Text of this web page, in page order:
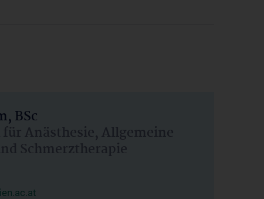
BSc
Anästhesie, Allgemeine
Schmerztherapie